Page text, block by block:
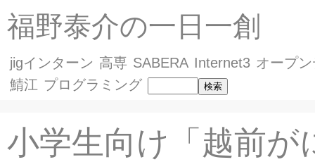
福野泰介の一日一創
jigインターン 高専 SABERA Internet3 オープ
鯖江 プログラミング
小学生向け「越前が